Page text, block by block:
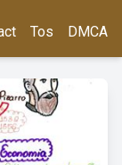
Tos DMCA